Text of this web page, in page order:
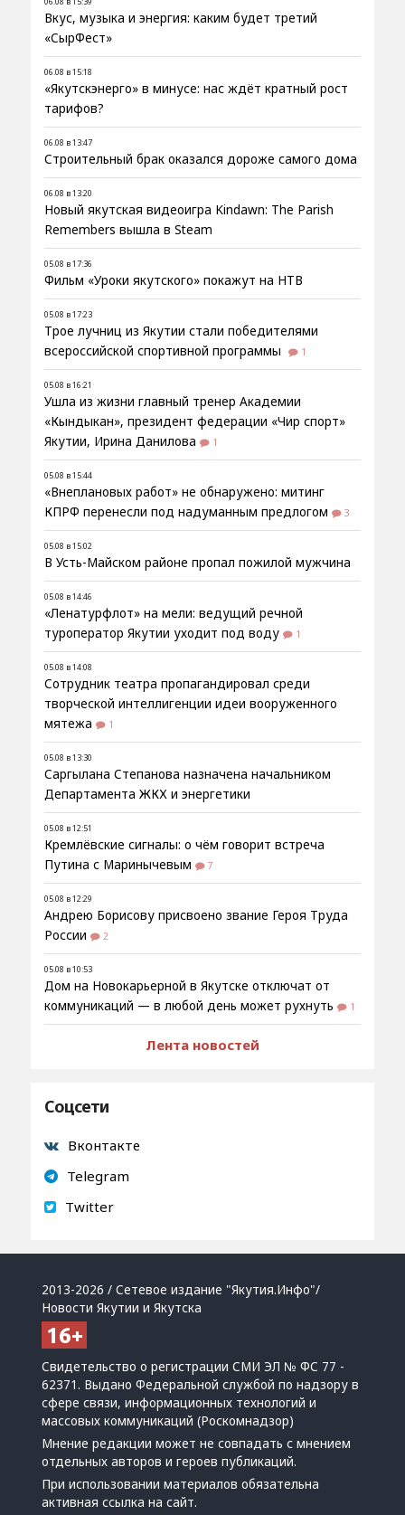
Вкус, музыка и энергия: каким будет третий
«СырФест»
06.08 в 15:18
«Якутскэнерго» в минусе: нас ждёт кратный рост
тарифов?
06.08 в 13:47
Строительный брак оказался дороже самого дома
06.08 в 13:20
Новый якутская видеоигра Kindawn: The Parish
Remembers вышла в Steam
05.08 в 17:36
Фильм «Уроки якутского» покажут на НТВ
05.08 в 17:23
Трое лучниц из Якутии стали победителями
всероссийской спортивной программы
1
05.08 в 16:21
Ушла из жизни главный тренер Академии
«Кындыкан», президент федерации «Чир спорт»
Якутии, Ирина Данилова
1
05.08 в 15:44
«Внеплановых работ» не обнаружено: митинг
КПРФ перенесли под надуманным предлогом
3
05.08 в 15:02
В Усть-Майском районе пропал пожилой мужчина
05.08 в 14:46
«Ленатурфлот» на мели: ведущий речной
туроператор Якутии уходит под воду
1
05.08 в 14:08
Сотрудник театра пропагандировал среди
творческой интеллигенции идеи вооруженного
мятежа
1
05.08 в 13:30
Саргылана Степанова назначена начальником
Департамента ЖКХ и энергетики
05.08 в 12:51
Кремлёвские сигналы: о чём говорит встреча
Путина с Маринычевым
7
05.08 в 12:29
Андрею Борисову присвоено звание Героя Труда
России
2
05.08 в 10:53
Дом на Новокарьерной в Якутске отключат от
коммуникаций — в любой день может рухнуть
1
Лента новостей
Соцсети
Вконтакте
Telegram
Twitter
2013-2026 / Сетевое издание "Якутия.Инфо"/
Новости Якутии и Якутска
Свидетельство о регистрации СМИ ЭЛ № ФС 77 -
62371. Выдано Федеральной службой по надзору в
сфере связи, информационных технологий и
массовых коммуникаций (Роскомнадзор)
Мнение редакции может не совпадать с мнением
отдельных авторов и героев публикаций.
При использовании материалов обязательна
активная ссылка на сайт.